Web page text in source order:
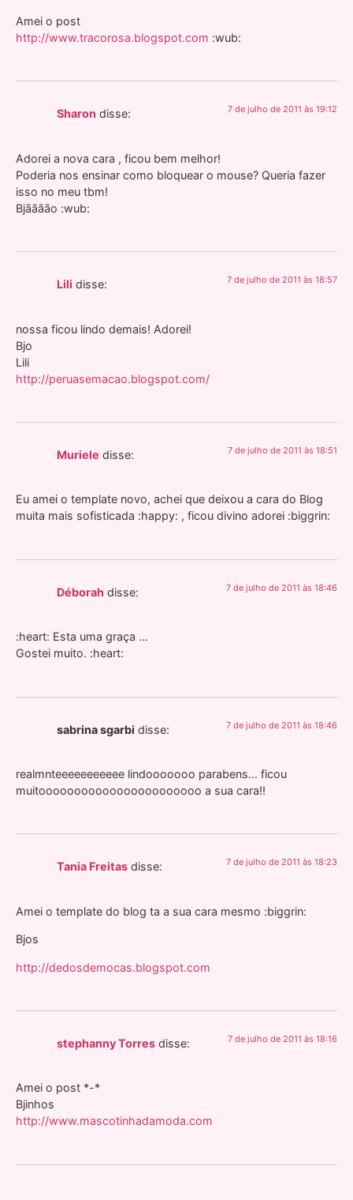
Amei o post
http://www.tracorosa.blogspot.com :wub:
Sharon disse: 7 de julho de 2011 às 19:12
Adorei a nova cara , ficou bem melhor!
Poderia nos ensinar como bloquear o mouse? Queria fazer
isso no meu tbm!
Bjãããão :wub:
Lili disse: 7 de julho de 2011 às 18:57
nossa ficou lindo demais! Adorei!
Bjo
Lili
http://peruasemacao.blogspot.com/
Muriele disse: 7 de julho de 2011 às 18:51
Eu amei o template novo, achei que deixou a cara do Blog
muita mais sofisticada :happy: , ficou divino adorei :biggrin:
Déborah disse: 7 de julho de 2011 às 18:46
:heart: Esta uma graça …
Gostei muito. :heart:
sabrina sgarbi disse: 7 de julho de 2011 às 18:46
realmnteeeeeeeeeee lindooooooo parabens… ficou
muitooooooooooooooooooooooo a sua cara!!
Tania Freitas disse: 7 de julho de 2011 às 18:23
Amei o template do blog ta a sua cara mesmo :biggrin:
Bjos
http://dedosdemocas.blogspot.com
stephanny Torres disse: 7 de julho de 2011 às 18:16
Amei o post *-*
Bjinhos
http://www.mascotinhadamoda.com